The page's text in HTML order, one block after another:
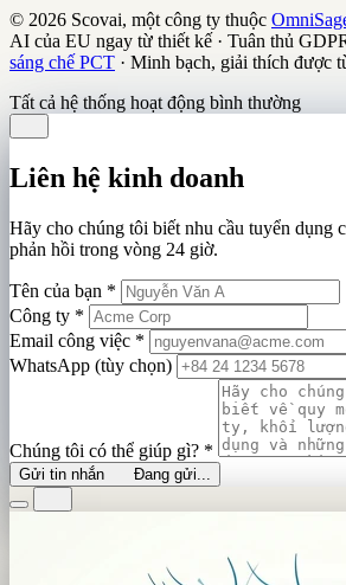
© 2026 Scovai, một công ty thuộc
AI của EU ngay từ thiết kế · Tuân thủ
sáng chế PCT · Minh bạch, giải thích được
Tất cả hệ thống hoạt động bình thường
Liên hệ kinh doanh
Hãy cho chúng tôi biết nhu cầu tuyển dụng
phản hồi trong vòng 24 giờ.
Tên của bạn *
Công ty *
Email công việc *
WhatsApp (tùy chọn)
Chúng tôi có thể giúp gì? *
Gửi tin nhắn Đang gửi...